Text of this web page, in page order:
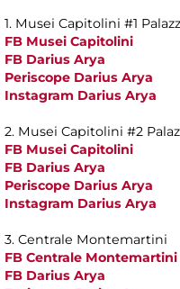
1. Musei Capitolini #1
FB Musei Capitolini
FB Darius Arya
Periscope Darius Arya
Instagram Darius Arya
2. Musei Capitolini #2
FB Musei Capitolini
FB Darius Arya
Periscope Darius Arya
Instagram Darius Arya
3. Centrale Montemartini
FB Centrale Montemartini
FB Darius Arya